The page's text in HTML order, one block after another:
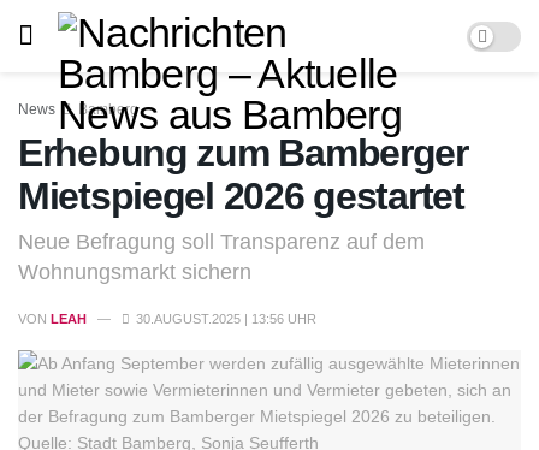
News Bamberg
Erhebung zum Bamberger
Mietspiegel 2026 gestartet
Neue Befragung soll Transparenz auf dem
Wohnungsmarkt sichern
VON LEAH 30.AUGUST.2025 | 13:56 UHR